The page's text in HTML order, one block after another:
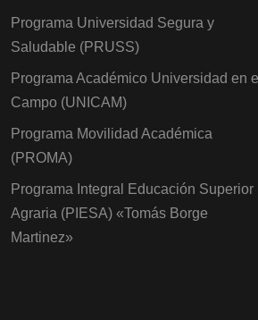
Programa Universidad Segura y
Saludable (PRUSS)
Programa Académico Universidad en el
Campo (UNICAM)
Programa Movilidad Académica
(PROMA)
Programa Integral Educación Superior
Agraria (PIESA) «Tomás Borge
Martinez»